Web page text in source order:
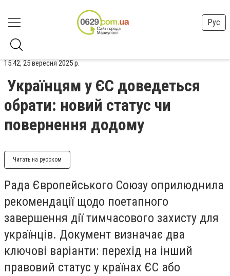
Рус
15:42, 25 вересня 2025 р.
Українцям у ЄС доведеться
обрати: новий статус чи
повернення додому
Читать на русском
Рада Європейського Союзу оприлюднила
рекомендації щодо поетапного
завершення дії тимчасового захисту для
українців. Документ визначає два
ключові варіанти: перехід на інший
правовий статус у країнах ЄС або